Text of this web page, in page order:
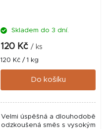
Skladem do 3 dní.
120 Kč / ks
Měrná
cena:
120 Kč / 1 kg
Do košíku
Velmi úspěšná a dlouhodobě
odzkoušená směs s vysokým